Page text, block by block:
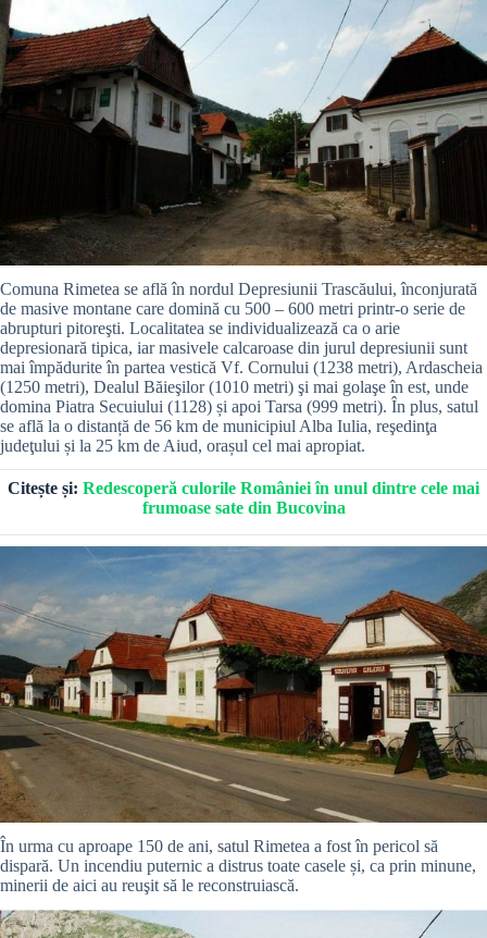
Comuna Rimetea se află în nordul Depresiunii Trascăului, înconjurată
de masive montane care domină cu 500 – 600 metri printr-o serie de
abrupturi pitoreşti. Localitatea se individualizează ca o arie
depresionară tipica, iar masivele calcaroase din jurul depresiunii sunt
mai împădurite în partea vestică Vf. Cornului (1238 metri), Ardascheia
(1250 metri), Dealul Băieşilor (1010 metri) şi mai golaşe în est, unde
domina Piatra Secuiului (1128) și apoi Tarsa (999 metri). În plus, satul
se află la o distanță de 56 km de municipiul Alba Iulia, reşedinţa
judeţului și la 25 km de Aiud, orașul cel mai apropiat.
Citește și: Redescoperă culorile României în unul dintre cele mai
frumoase sate din Bucovina
În urma cu aproape 150 de ani, satul Rimetea a fost în pericol să
dispară. Un incendiu puternic a distrus toate casele și, ca prin minune,
minerii de aici au reuşit să le reconstruiască.